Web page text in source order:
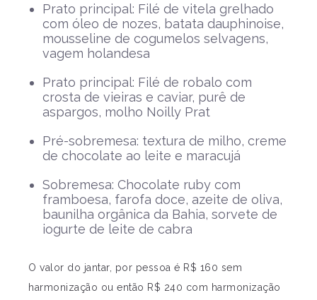
Prato principal: Filé de vitela grelhado
com óleo de nozes, batata dauphinoise,
mousseline de cogumelos selvagens,
vagem holandesa
Prato principal: Filé de robalo com
crosta de vieiras e caviar, purê de
aspargos, molho Noilly Prat
Pré-sobremesa: textura de milho, creme
de chocolate ao leite e maracujá
Sobremesa: Chocolate ruby com
framboesa, farofa doce, azeite de oliva,
baunilha orgânica da Bahia, sorvete de
iogurte de leite de cabra
O valor do jantar, por pessoa é R$ 160 sem
harmonização ou então R$ 240 com harmonização